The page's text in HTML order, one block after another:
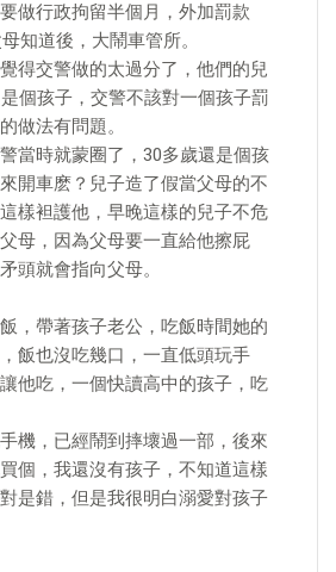
做行政拘留半個月，外加罰款
知道後，大鬧車管所。
得交警做的太過分了，他們的兒
個孩子，交警不該對一個孩子罰
做法有問題。
當時就蒙圈了，30多歲還是個孩
開車麽？兒子造了假當父母的不
樣袒護他，早晚這樣的兒子不危
母，因為父母要一直給他擦屁
頭就會指向父母。
，帶著孩子老公，吃飯時間她的
飯也沒吃幾口，一直低頭玩手
他吃，一個快讀高中的孩子，吃
機，已經鬧到摔壞過一部，後來
個，我還沒有孩子，不知道這樣
是錯，但是我很明白溺愛對孩子